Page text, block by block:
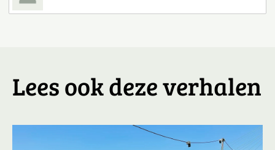
Lees ook deze verhalen